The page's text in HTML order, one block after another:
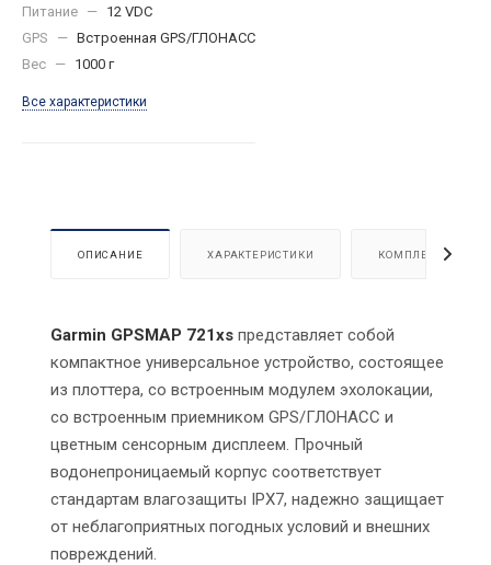
Питание — 12 VDC
GPS
— Встроенная GPS/ГЛОНАСС
Вес — 1000 г
Все характеристики
ОПИСАНИЕ ХАРАКТЕРИСТИКИ КОМПЛЕКТАЦИЯ
Garmin GPSMAP 721xs представляет собой
компактное универсальное устройство, состоящее
из плоттера, со встроенным модулем эхолокации,
со встроенным приемником GPS/ГЛОНАСС и
цветным сенсорным дисплеем. Прочный
водонепроницаемый корпус соответствует
стандартам влагозащиты IPX7, надежно защищает
от неблагоприятных погодных условий и внешних
повреждений.